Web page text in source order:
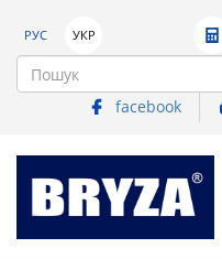
РУС УКР
facebook